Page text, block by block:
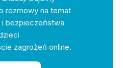
rozmowy na temat
bezpieczeństwa
zagrożeń online.